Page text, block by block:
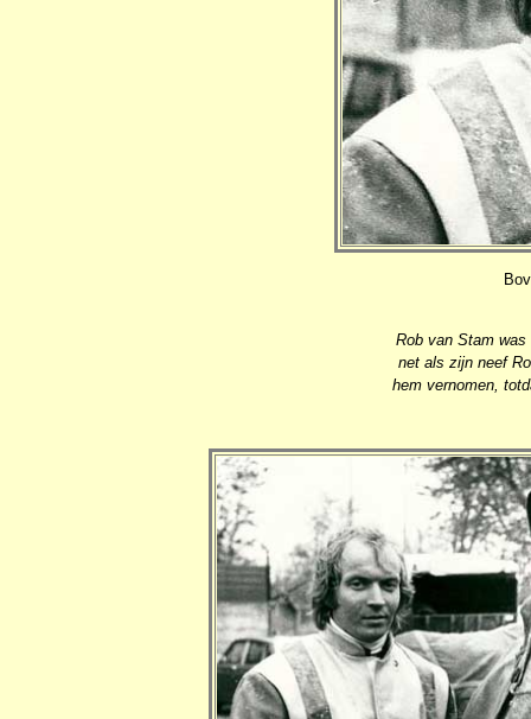
Rob van Stam was
net als zijn neef
hem vernomen,